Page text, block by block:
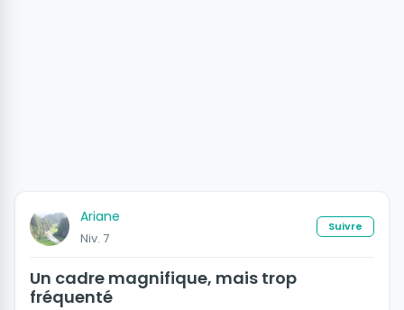
Ariane
Niv. 7
Suivre
Un cadre magnifique, mais trop
fréquenté